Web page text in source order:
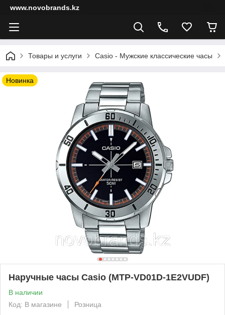
www.novobrands.kz
Товары и услуги Casio - Мужские классические часы
Новинка
Наручные часы Casio (MTP-VD01D-1E2VUDF)
В наличии
Код: В магазине
Розница